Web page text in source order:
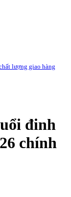
lượng giao hàng
đinh
chính